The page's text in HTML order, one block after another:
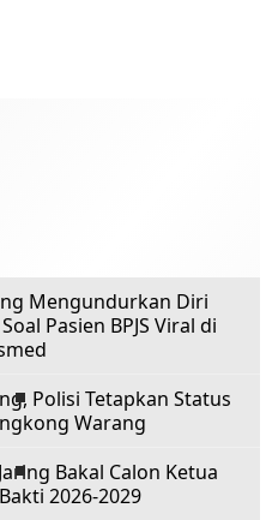
Mengundurkan Diri
Pasien BPJS Viral di
Polisi Tetapkan Status
Warang
Bakal Calon Ketua
2026-2029